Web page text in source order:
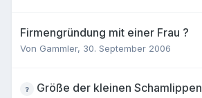
Firmengründung mit einer Frau ?
Von Gammler, 30. September 2006
Größe der kleinen Schamlippen